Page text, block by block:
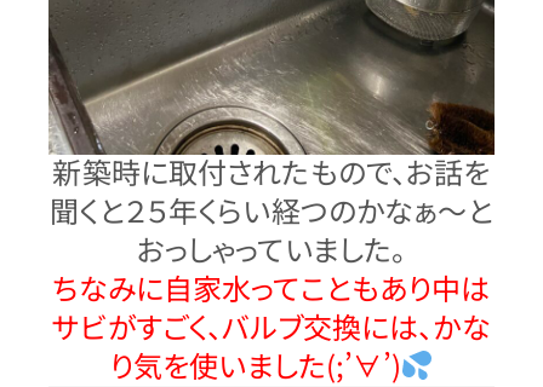
新築時に取付されたもので、お話を
聞くと２５年くらい経つのかなぁ～と
おっしゃっていました。
ちなみに自家水ってこともあり中は
サビがすごく、バルブ交換には、かな
り気を使いました(;’∀’)